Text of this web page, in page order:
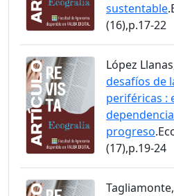
sustentable
(16),p.17-22
López
desafíos de
periféricas :
progreso
(17),p.19-24